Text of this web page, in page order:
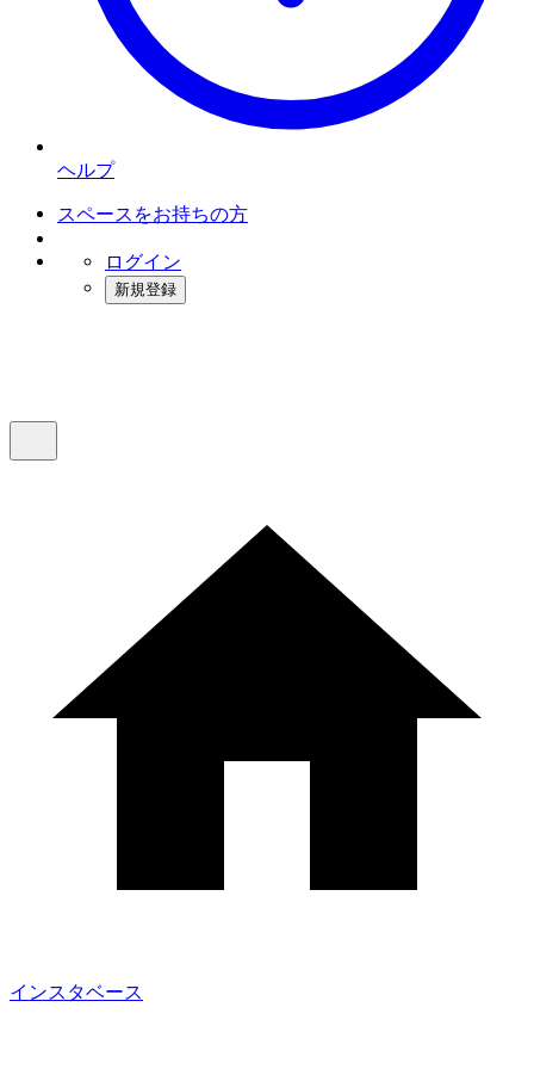
ヘルプ
スペースをお持ちの方
ログイン
新規登録
インスタベース